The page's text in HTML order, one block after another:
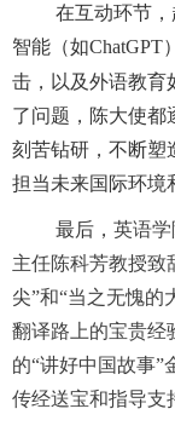
在互动环节
智能（如ChatGPT
击，以及外语教育
了问题，陈大使都
刻苦钻研，不断塑
担当未来国际环境
最后，英语
主任陈科芳教授致
尖”和“当之无愧的
翻译路上的宝贵经
的“讲好中国故事”
传经送宝和指导支